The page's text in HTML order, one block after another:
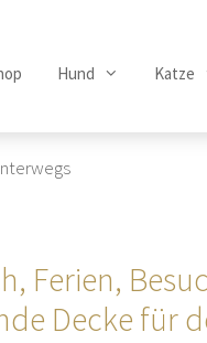
Hund Katze
Ferien,
Decke für